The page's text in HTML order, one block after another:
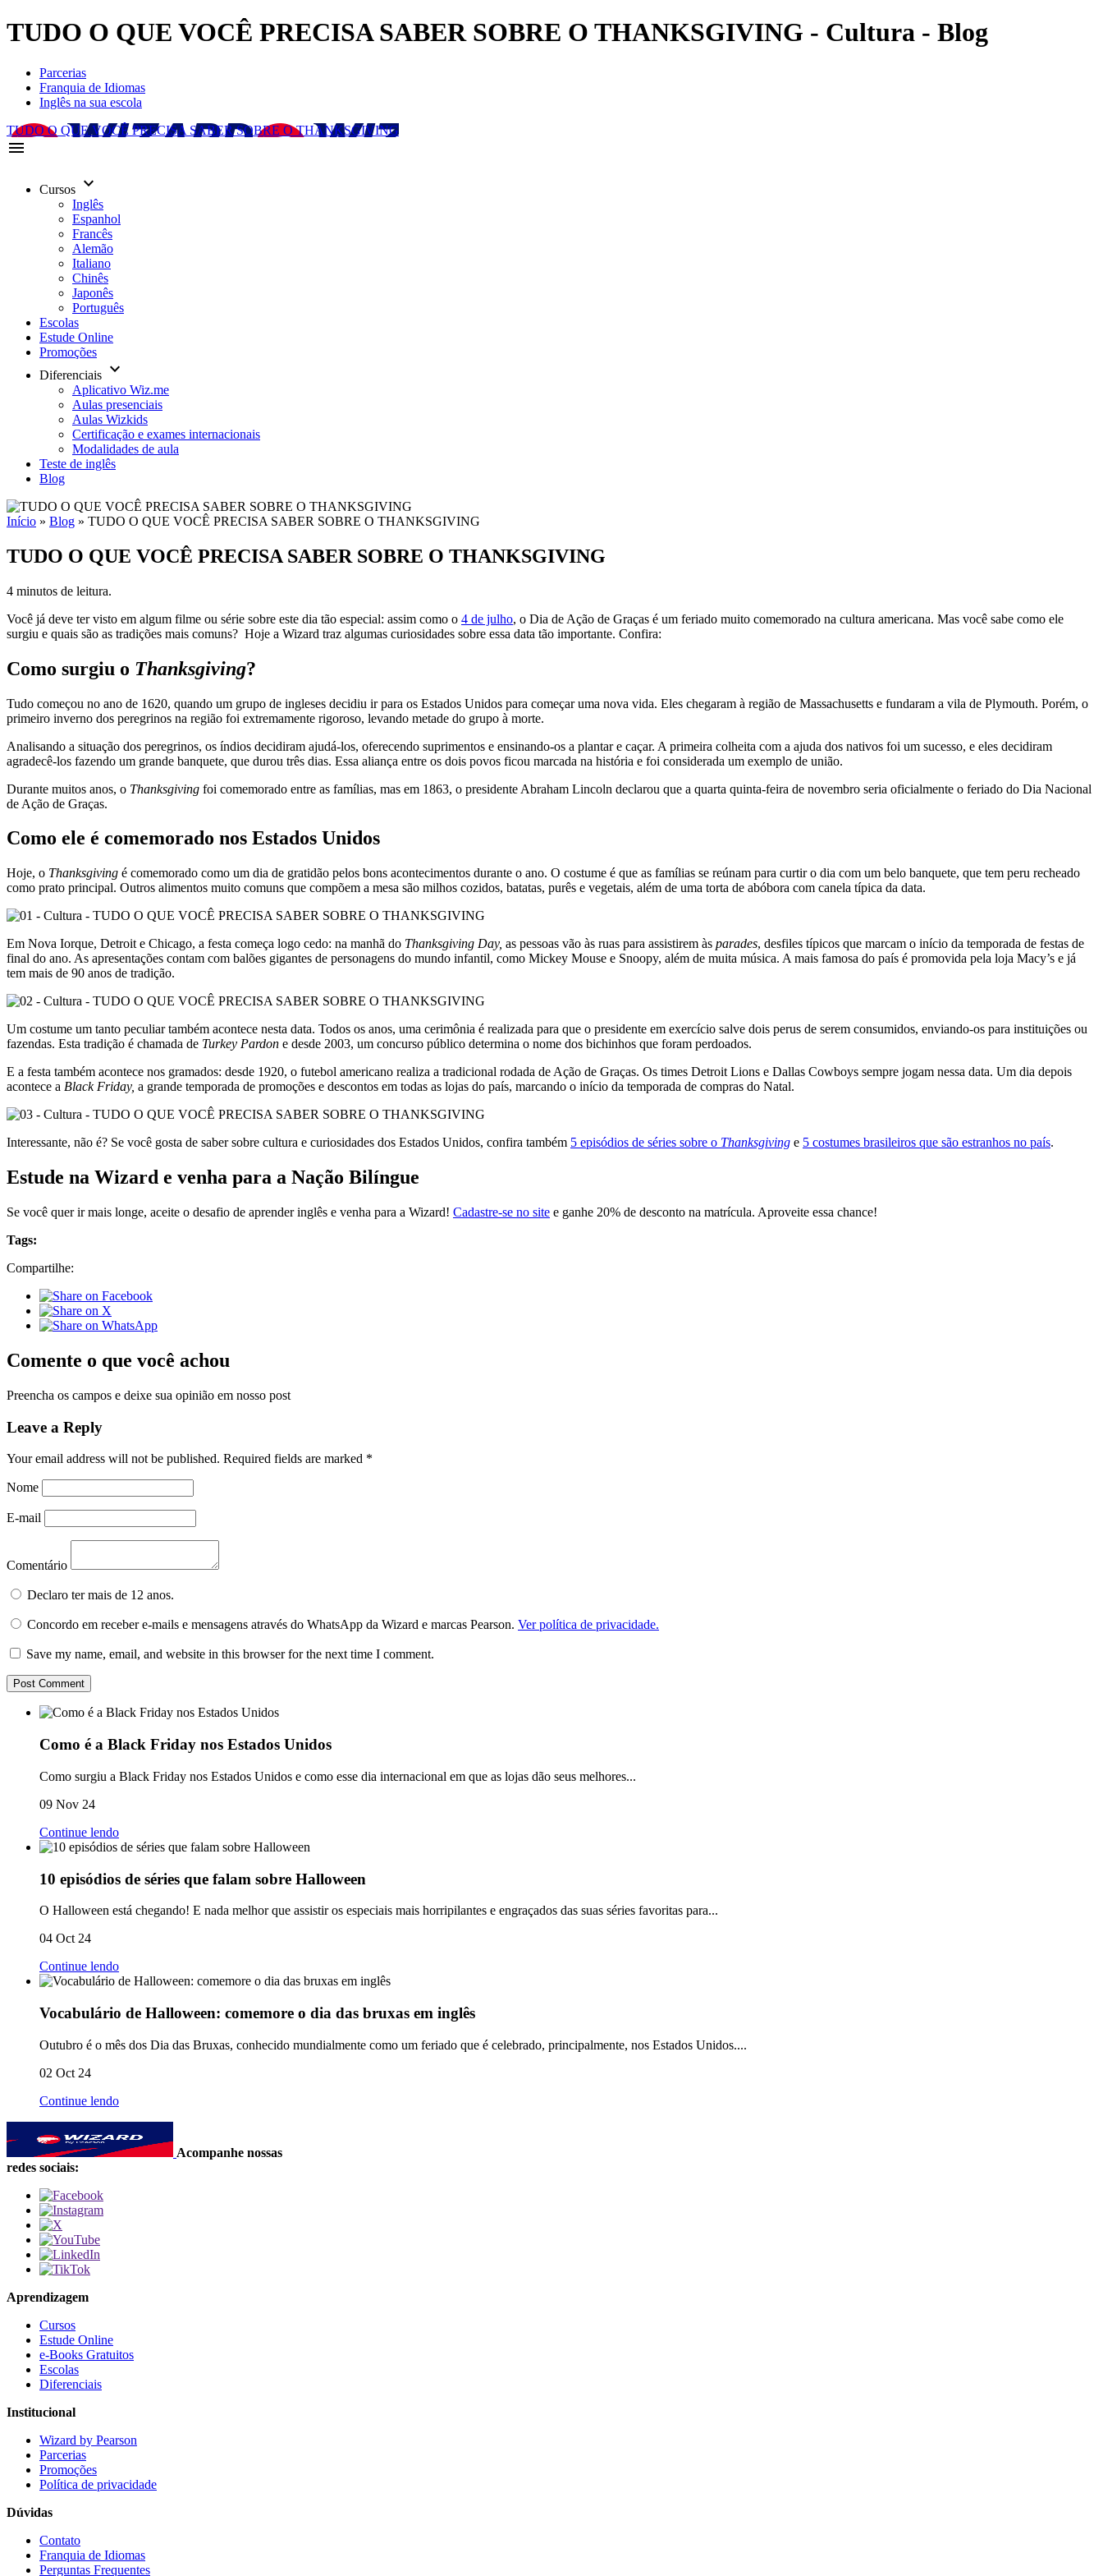
TUDO O QUE VOCÊ PRECISA SABER SOBRE O THANKSGIVING - Cultura - Blog
Parcerias
Franquia de Idiomas
Inglês na sua escola
TUDO O QUE VOCÊ PRECISA SABER SOBRE O THANKSGIVING
menu
Cursos keyboard_arrow_down
Inglês
Espanhol
Francês
Alemão
Italiano
Chinês
Japonês
Português
Escolas
Estude Online
Promoções
Diferenciais keyboard_arrow_down
Aplicativo Wiz.me
Aulas presenciais
Aulas Wizkids
Certificação e exames internacionais
Modalidades de aula
Teste de inglês
Blog
Início » Blog » TUDO O QUE VOCÊ PRECISA SABER SOBRE O THANKSGIVING
TUDO O QUE VOCÊ PRECISA SABER SOBRE O THANKSGIVING
4 minutos de leitura.
Você já deve ter visto em algum filme ou série sobre este dia tão especial: assim como o 4 de julho, o Dia de Ação de Graças é um feriado muito comemorado na cultura americana. Mas você sabe como ele
surgiu e quais são as tradições mais comuns? Hoje a Wizard traz algumas curiosidades sobre essa data tão importante. Confira:
Como surgiu o Thanksgiving?
Tudo começou no ano de 1620, quando um grupo de ingleses decidiu ir para os Estados Unidos para começar uma nova vida. Eles chegaram à região de Massachusetts e fundaram a vila de Plymouth. Porém, o
primeiro inverno dos peregrinos na região foi extremamente rigoroso, levando metade do grupo à morte.
Analisando a situação dos peregrinos, os índios decidiram ajudá-los, oferecendo suprimentos e ensinando-os a plantar e caçar. A primeira colheita com a ajuda dos nativos foi um sucesso, e eles decidiram
agradecê-los fazendo um grande banquete, que durou três dias. Essa aliança entre os dois povos ficou marcada na história e foi considerada um exemplo de união.
Durante muitos anos, o Thanksgiving foi comemorado entre as famílias, mas em 1863, o presidente Abraham Lincoln declarou que a quarta quinta-feira de novembro seria oficialmente o feriado do Dia Nacional
de Ação de Graças.
Como ele é comemorado nos Estados Unidos
Hoje, o Thanksgiving é comemorado como um dia de gratidão pelos bons acontecimentos durante o ano. O costume é que as famílias se reúnam para curtir o dia com um belo banquete, que tem peru recheado
como prato principal. Outros alimentos muito comuns que compõem a mesa são milhos cozidos, batatas, purês e vegetais, além de uma torta de abóbora com canela típica da data.
Em Nova Iorque, Detroit e Chicago, a festa começa logo cedo: na manhã do Thanksgiving Day, as pessoas vão às ruas para assistirem às parades, desfiles típicos que marcam o início da temporada de festas de
final do ano. As apresentações contam com balões gigantes de personagens do mundo infantil, como Mickey Mouse e Snoopy, além de muita música. A mais famosa do país é promovida pela loja Macy’s e já
tem mais de 90 anos de tradição.
Um costume um tanto peculiar também acontece nesta data. Todos os anos, uma cerimônia é realizada para que o presidente em exercício salve dois perus de serem consumidos, enviando-os para instituições ou
fazendas. Esta tradição é chamada de Turkey Pardon e desde 2003, um concurso público determina o nome dos bichinhos que foram perdoados.
E a festa também acontece nos gramados: desde 1920, o futebol americano realiza a tradicional rodada de Ação de Graças. Os times Detroit Lions e Dallas Cowboys sempre jogam nessa data. Um dia depois
acontece a Black Friday, a grande temporada de promoções e descontos em todas as lojas do país, marcando o início da temporada de compras do Natal.
Interessante, não é? Se você gosta de saber sobre cultura e curiosidades dos Estados Unidos, confira também 5 episódios de séries sobre o Thanksgiving e 5 costumes brasileiros que são estranhos no país.
Estude na Wizard e venha para a Nação Bilíngue
Se você quer ir mais longe, aceite o desafio de aprender inglês e venha para a Wizard! Cadastre-se no site e ganhe 20% de desconto na matrícula. Aproveite essa chance!
Tags:
Compartilhe:
Comente o que você achou
Preencha os campos e deixe sua opinião em nosso post
Leave a Reply
Your email address will not be published. Required fields are marked *
Nome
E-mail
Comentário
Declaro ter mais de 12 anos.
Concordo em receber e-mails e mensagens através do WhatsApp da Wizard e marcas Pearson. Ver política de privacidade.
Save my name, email, and website in this browser for the next time I comment.
Como é a Black Friday nos Estados Unidos
Como surgiu a Black Friday nos Estados Unidos e como esse dia internacional em que as lojas dão seus melhores...
09 Nov 24
Continue lendo
10 episódios de séries que falam sobre Halloween
O Halloween está chegando! E nada melhor que assistir os especiais mais horripilantes e engraçados das suas séries favoritas para...
04 Oct 24
Continue lendo
Vocabulário de Halloween: comemore o dia das bruxas em inglês
Outubro é o mês dos Dia das Bruxas, conhecido mundialmente como um feriado que é celebrado, principalmente, nos Estados Unidos....
02 Oct 24
Continue lendo
Acompanhe nossas
redes sociais:
Aprendizagem
Cursos
Estude Online
e-Books Gratuitos
Escolas
Diferenciais
Institucional
Wizard by Pearson
Parcerias
Promoções
Política de privacidade
Dúvidas
Contato
Franquia de Idiomas
Perguntas Frequentes